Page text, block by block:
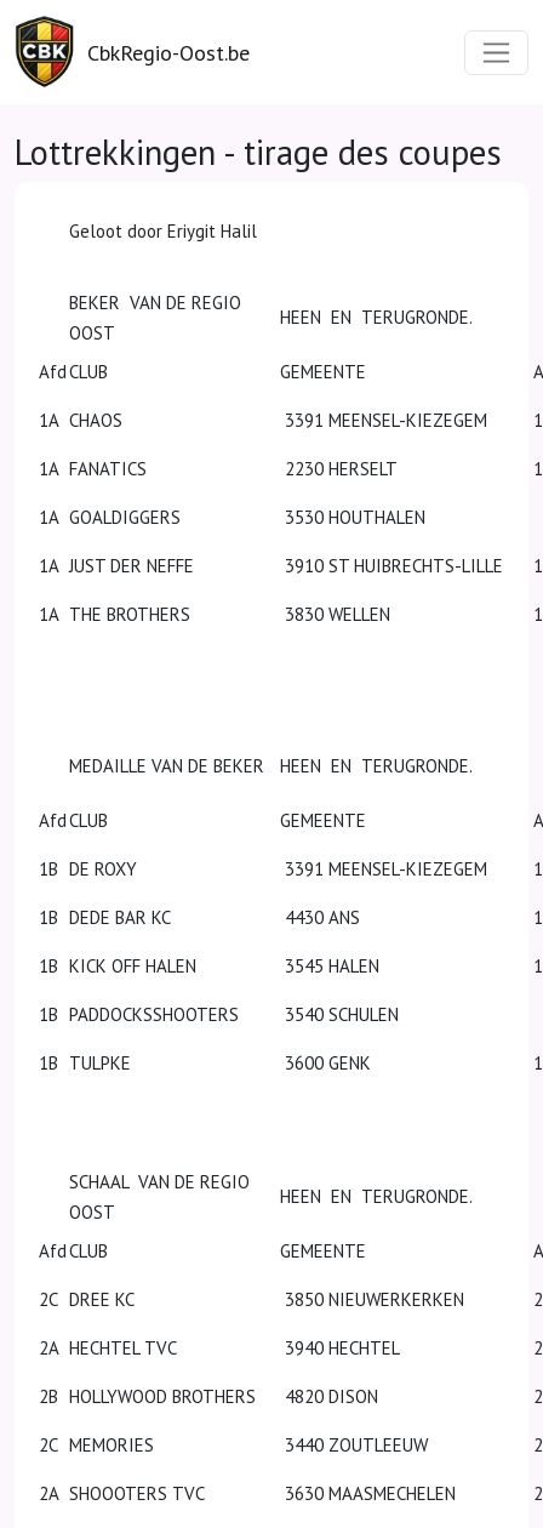
CbkRegio-Oost.be
Lottrekkingen - tirage des coupes
Geloot door Eriygit Halil
BEKER VAN DE REGIO
OOST
HEEN EN TERUGRONDE.
AfdCLUB GEMEENTE
1A CHAOS 3391 MEENSEL-KIEZEGEM
1A FANATICS 2230 HERSELT
1A GOALDIGGERS 3530 HOUTHALEN
1A JUST DER NEFFE 3910 ST HUIBRECHTS-LILLE
1A THE BROTHERS 3830 WELLEN
MEDAILLE VAN DE BEKER HEEN EN TERUGRONDE.
AfdCLUB GEMEENTE
1B DE ROXY 3391 MEENSEL-KIEZEGEM
1B DEDE BAR KC 4430 ANS
1B KICK OFF HALEN 3545 HALEN
1B PADDOCKSSHOOTERS 3540 SCHULEN
1B TULPKE 3600 GENK
SCHAAL VAN DE REGIO
OOST
HEEN EN TERUGRONDE.
AfdCLUB GEMEENTE
2C DREE KC 3850 NIEUWERKERKEN
2A HECHTEL TVC 3940 HECHTEL
2B HOLLYWOOD BROTHERS 4820 DISON
2C MEMORIES 3440 ZOUTLEEUW
2A SHOOOTERS TVC 3630 MAASMECHELEN